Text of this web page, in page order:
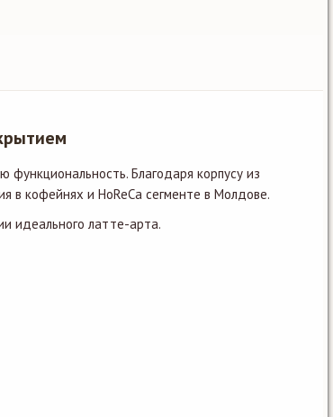
Благодаря корпусу из
в кофейнях и HoReCa сегменте в Молдове.
идеального латте-арта.